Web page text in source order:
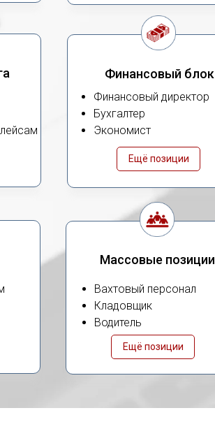
Финансовый блок
Финансовый директор
Бухгалтер
Экономист
Ещё позиции
Массовые позиции
Вахтовый персонал
Кладовщик
Водитель
Ещё позиции